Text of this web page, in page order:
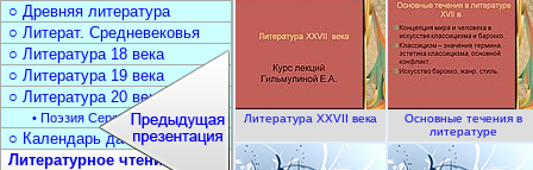
Литература XXVII века
Основные течения в
литературе
○ Древняя литература
○ Литерат. Средневековья
○ Литература 18 века
○ Литература 19 века
○ Литература 20 века
• Поэзия Серебрян. века
○ Календарь дат
Литературное чтение